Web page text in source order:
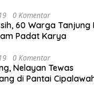
0 Komentar
60 Warga Tanjung
Padat Karya
0 Komentar
Nelayan Tewas
di Pantai